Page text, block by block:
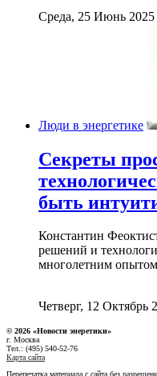
Среда, 25 Июнь
Люди в энергетике
Секреты
быть
Константин
решений и
многолетним
Четверг, 12 Октябрь
© 2026 «Новости энеретики»
г. Москва
Тел.: (495) 540-52-76
Карта сайта